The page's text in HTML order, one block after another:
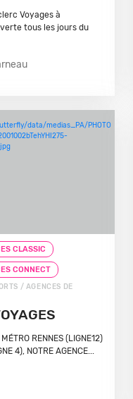
Voyages à
tous les jours du
CLASSIC
CONNECT
/ AGENCES DE
RENNES (LIGNE12)
4), NOTRE AGENCE...